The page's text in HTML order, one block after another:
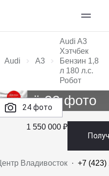
Audi A3
Audi A3
Хэтчбек
Бензин 1,8
л 180 л.с.
Робот
24 фото
Ещё 22 фото
1 550 000 ₽
Владивосток · +7 (423)